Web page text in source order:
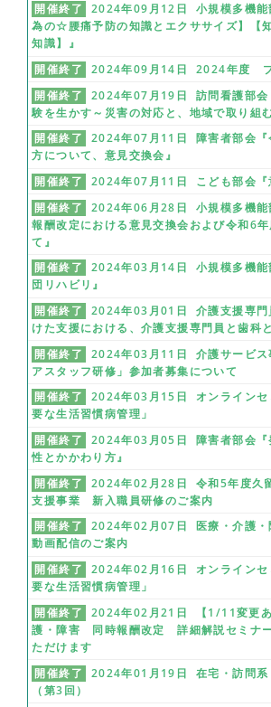
開催終了
2024年09月12日 小規模多機能
為の☆腰痛予防の知識とエクササイズ】【
知識】』
開催終了
2024年09月14日 2024年度 プ
開催終了
2024年07月19日 訪問看護部会
験を生かす～災害の対応と、地域で取り組
開催終了
2024年07月11日 障害者部会『
方について、意見交換会』
開催終了
2024年07月11日 こども部会『
開催終了
2024年06月28日 小規模多機能
報酬改定における意見交換会および令和6
て』
開催終了
2024年03月14日 小規模多機能
団リハビリ』
開催終了
2024年03月01日 介護支援専門
けた支援における、介護支援専門員と歯科
開催終了
2024年03月11日 介護サービス
アスタッフ研修」参加者募集について
開催終了
2024年03月15日 オンライン
要な生活習慣病管理」
開催終了
2024年03月05日 障害者部会『
性とかかわり方』
開催終了
2024年02月28日 令和5年度久
支援事業 新入職員研修のご案内
開催終了
2024年02月07日 医療・介護
動画配信のご案内
開催終了
2024年02月16日 オンライン
要な生活習慣病管理」
開催終了
2024年02月21日 【1/11変更
護・障害 同時報酬改定 詳細解説セミナ
ただけます
開催終了
2024年01月19日 在宅・訪問系
（第3回）